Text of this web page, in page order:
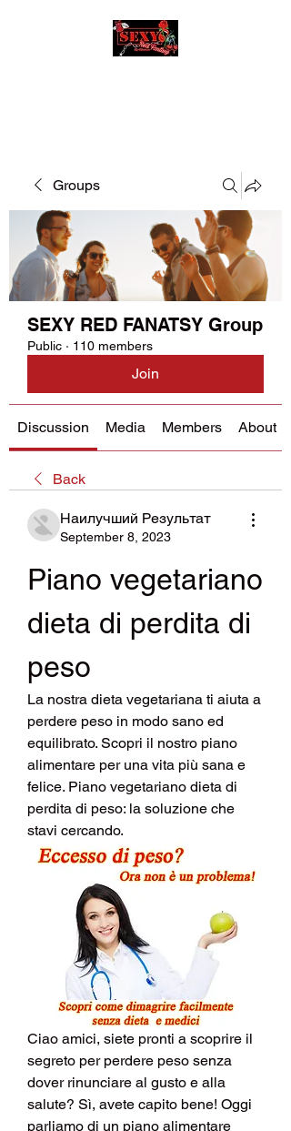
Groups
SEXY RED FANATSY Group
Public · 110 members
Join
Discussion Media Members About
Back
Наилучший Результат
September 8, 2023
Piano vegetariano
dieta di perdita di
peso
La nostra dieta vegetariana ti aiuta a
perdere peso in modo sano ed
equilibrato. Scopri il nostro piano
alimentare per una vita più sana e
felice. Piano vegetariano dieta di
perdita di peso: la soluzione che
stavi cercando.
Ciao amici, siete pronti a scoprire il
segreto per perdere peso senza
dover rinunciare al gusto e alla
salute? Sì, avete capito bene! Oggi
parliamo di un piano alimentare